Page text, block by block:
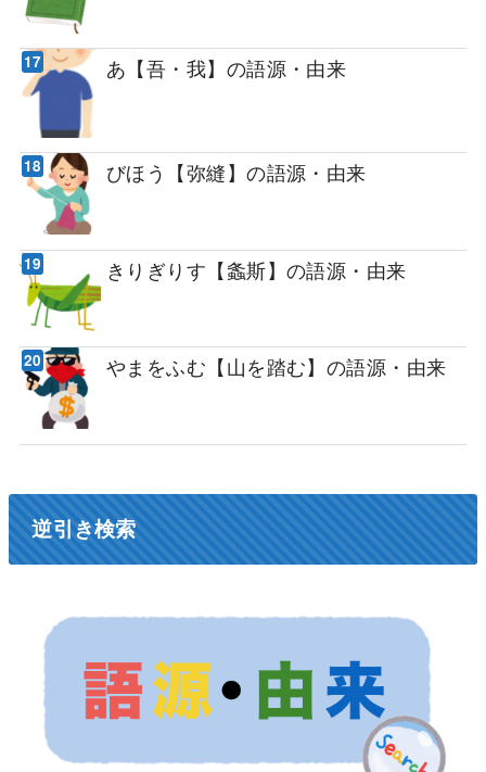
あ【吾・我】の語源・由来
びほう【弥縫】の語源・由来
きりぎりす【螽斯】の語源・由来
やまをふむ【山を踏む】の語源・由来
逆引き検索